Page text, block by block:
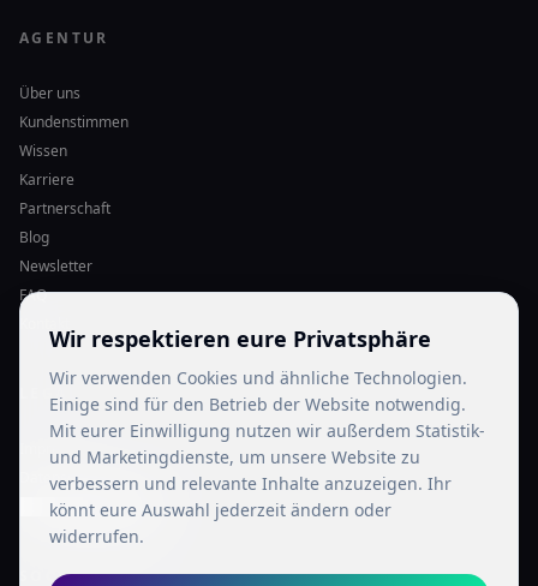
AGENTUR
Über uns
Kundenstimmen
Wissen
Karriere
Partnerschaft
Blog
Newsletter
FAQ
LEGAL
Impressum
Datenschutz
Cookie-Einstellungen
SOCIAL MEDIA
Wir respektieren eure Privatsphäre
Wir verwenden Cookies und ähnliche Technologien.
Einige sind für den Betrieb der Website notwendig.
Mit eurer Einwilligung nutzen wir außerdem Statistik-
und Marketingdienste, um unsere Website zu
verbessern und relevante Inhalte anzuzeigen. Ihr
könnt eure Auswahl jederzeit ändern oder
widerrufen.